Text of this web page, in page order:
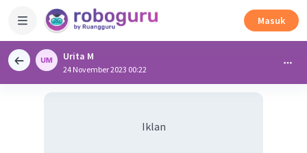
Masuk
Urita M
24 November 2023 00:22
Iklan